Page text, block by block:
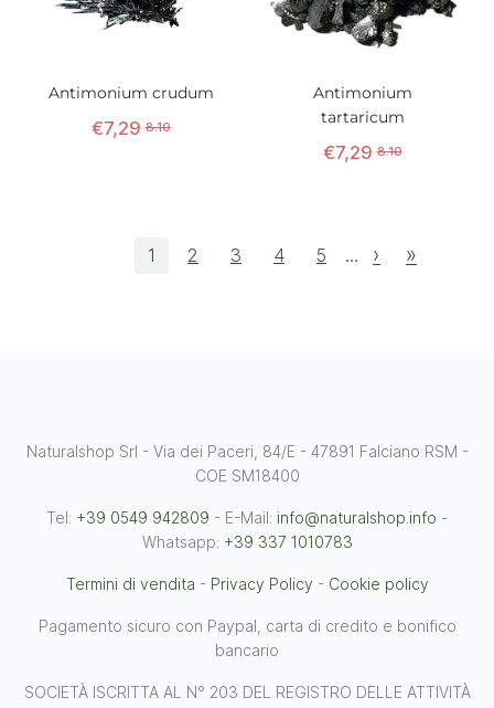
Antimonium crudum
€7,29 8.10
Antimonium
tartaricum
€7,29 8.10
1 2 3 4 5 … › »
Naturalshop Srl - Via dei Paceri, 84/E - 47891 Falciano RSM -
COE SM18400
Tel: +39 0549 942809 - E-Mail: info@naturalshop.info -
Whatsapp: +39 337 1010783
Termini di vendita - Privacy Policy - Cookie policy
Pagamento sicuro con Paypal, carta di credito e bonifico
bancario
SOCIETÀ ISCRITTA AL N° 203 DEL REGISTRO DELLE ATTIVITÀ